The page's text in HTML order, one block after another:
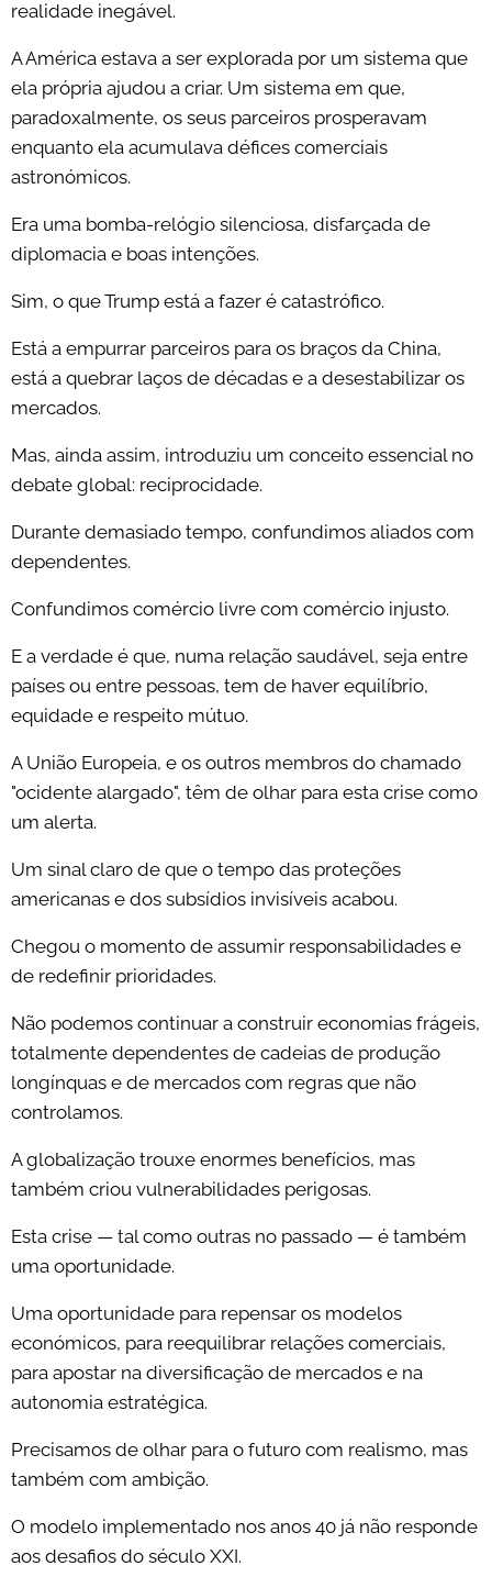
realidade inegável.
A América estava a ser explorada por um sistema que
ela própria ajudou a criar. Um sistema em que,
paradoxalmente, os seus parceiros prosperavam
enquanto ela acumulava défices comerciais
astronómicos.
Era uma bomba-relógio silenciosa, disfarçada de
diplomacia e boas intenções.
Sim, o que Trump está a fazer é catastrófico.
Está a empurrar parceiros para os braços da China,
está a quebrar laços de décadas e a desestabilizar os
mercados.
Mas, ainda assim, introduziu um conceito essencial no
debate global: reciprocidade.
Durante demasiado tempo, confundimos aliados com
dependentes.
Confundimos comércio livre com comércio injusto.
E a verdade é que, numa relação saudável, seja entre
países ou entre pessoas, tem de haver equilíbrio,
equidade e respeito mútuo.
A União Europeia, e os outros membros do chamado
"ocidente alargado", têm de olhar para esta crise como
um alerta.
Um sinal claro de que o tempo das proteções
americanas e dos subsídios invisíveis acabou.
Chegou o momento de assumir responsabilidades e
de redefinir prioridades.
Não podemos continuar a construir economias frágeis,
totalmente dependentes de cadeias de produção
longínquas e de mercados com regras que não
controlamos.
A globalização trouxe enormes benefícios, mas
também criou vulnerabilidades perigosas.
Esta crise — tal como outras no passado — é também
uma oportunidade.
Uma oportunidade para repensar os modelos
económicos, para reequilibrar relações comerciais,
para apostar na diversificação de mercados e na
autonomia estratégica.
Precisamos de olhar para o futuro com realismo, mas
também com ambição.
O modelo implementado nos anos 40 já não responde
aos desafios do século XXI.